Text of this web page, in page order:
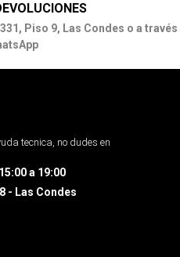
Piso 9, Las Condes o a través
tecnica, no dudes en
a 19:00
- Las Condes